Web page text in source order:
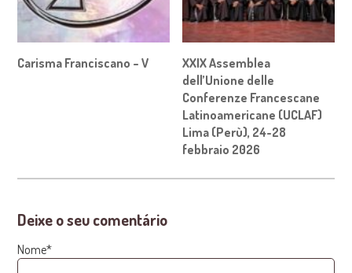
Carisma Franciscano – V
XXIX Assemblea
dell’Unione delle
Conferenze Francescane
Latinoamericane (UCLAF)
Lima (Perù), 24-28
febbraio 2026
Deixe o seu comentário
Nome*